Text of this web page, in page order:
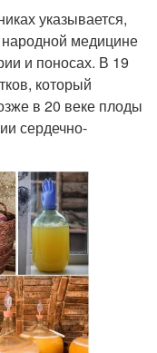
указывается,
медицине
и поносах. В 19
который
в 20 веке плоды
сердечно-